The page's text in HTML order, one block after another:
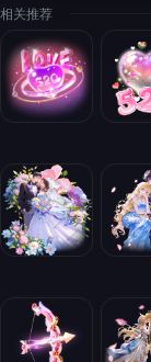
相关推荐